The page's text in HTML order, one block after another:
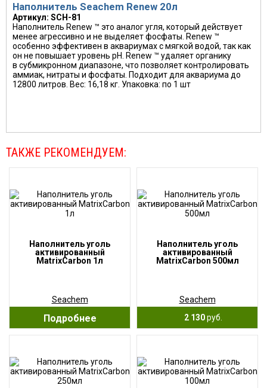
Наполнитель Seachem Renew 20л
Артикул: SCH-81
Наполнитель Renew ™ это аналог угля, который действует
менее агрессивно и не выделяет фосфаты. Renew ™
особенно эффективен в аквариумах с мягкой водой, так как
он не повышает уровень pH. Renew ™ удаляет органику
в субмикронном диапазоне, что позволяет контролировать
аммиак, нитраты и фосфаты. Подходит для аквариума до
12800 литров. Вес: 16,18 кг. Упаковка: по 1 шт
ТАКЖЕ РЕКОМЕНДУЕМ:
Наполнитель уголь
активированный
MatrixCarbon 1л
Seachem
Подробнее
Наполнитель уголь
активированный
MatrixCarbon 500мл
Seachem
2 130руб.